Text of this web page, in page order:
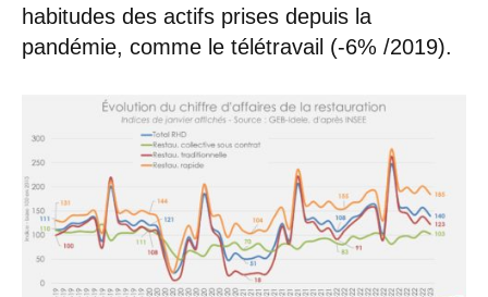
habitudes des actifs prises depuis la
pandémie, comme le télétravail (-6% /2019).